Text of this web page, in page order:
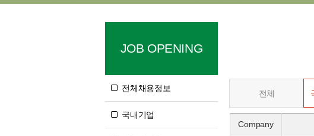
JOB OPENING
전체채용정보
국내기업
전체
Company